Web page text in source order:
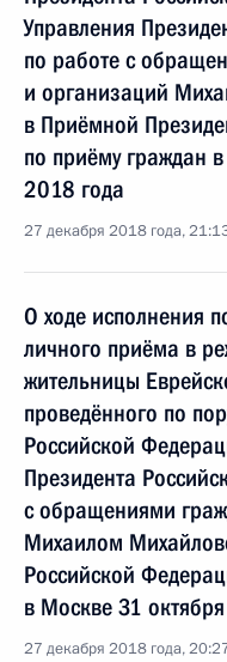
Управления
по работе с
и организаций
в Приёмной
по приёму граждан
2018 года
27 декабря 2018 года,
О ходе исполнения
личного приёма в
жительницы
проведённого по
Российской
Президента
с обращениями
Михаилом
Российской
в Москве 31
27 декабря 2018 года,